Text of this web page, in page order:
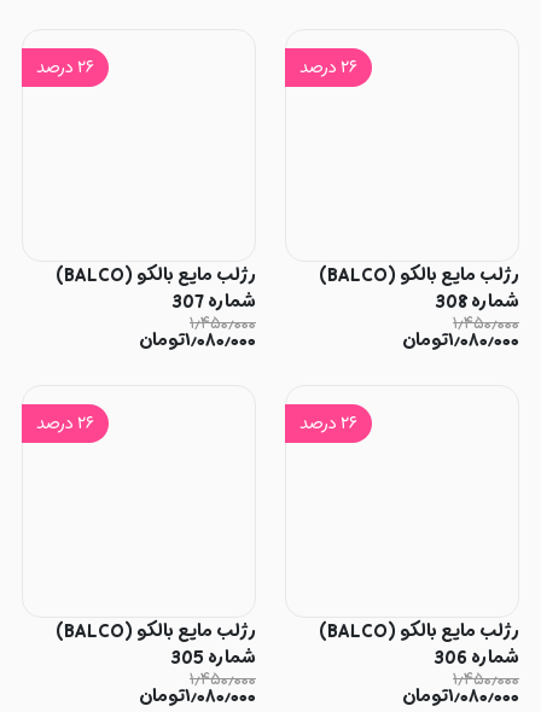
۲۶ درصد
رژلب مایع بالکو (BALCO)
شماره 308
۱٫۴۵۰٫۰۰۰
۱٫۰۸۰٫۰۰۰تومان
۲۶ درصد
رژلب مایع بالکو (BALCO)
شماره 307
۱٫۴۵۰٫۰۰۰
۱٫۰۸۰٫۰۰۰تومان
۲۶ درصد
رژلب مایع بالکو (BALCO)
شماره 306
۱٫۴۵۰٫۰۰۰
۱٫۰۸۰٫۰۰۰تومان
۲۶ درصد
رژلب مایع بالکو (BALCO)
شماره 305
۱٫۴۵۰٫۰۰۰
۱٫۰۸۰٫۰۰۰تومان